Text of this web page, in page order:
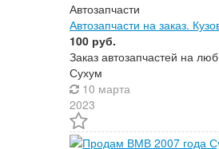
Автозапчасти
Автозапчасти на заказ.
100 руб.
Заказ автозапчастей на
Сухум
10 марта
2023